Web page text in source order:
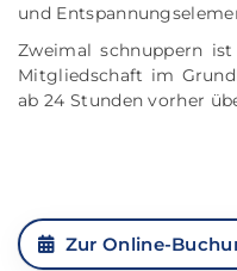
und
Zweimal schnuppern
Mitgliedschaft im
ab 24 Stunden vorher
Zur Online-